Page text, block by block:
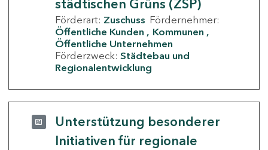
städtischen Grüns (ZSP)
Förderart: Zuschuss Fördernehmer:
Öffentliche Kunden
Kommunen
Öffentliche Unternehmen
Förderzweck: Städtebau und
Regionalentwicklung
Unterstützung besonderer
Initiativen für regionale